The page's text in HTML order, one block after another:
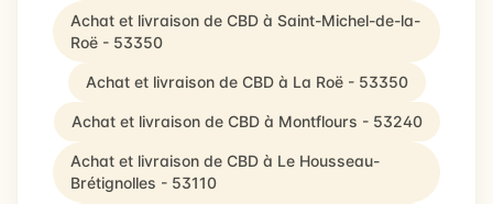
Achat et livraison de CBD à Saint-Michel-de-la-
Roë - 53350
Achat et livraison de CBD à La Roë - 53350
Achat et livraison de CBD à Montflours - 53240
Achat et livraison de CBD à Le Housseau-
Brétignolles - 53110